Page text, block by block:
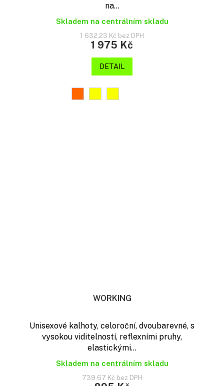
na...
Skladem na centrálním skladu
1 632,23 Kč bez DPH
1 975 Kč
DETAIL
WORKING
Unisexové kalhoty, celoroční, dvoubarevné, s
vysokou viditelností, reflexními pruhy,
elastickými...
Skladem na centrálním skladu
739,67 Kč bez DPH